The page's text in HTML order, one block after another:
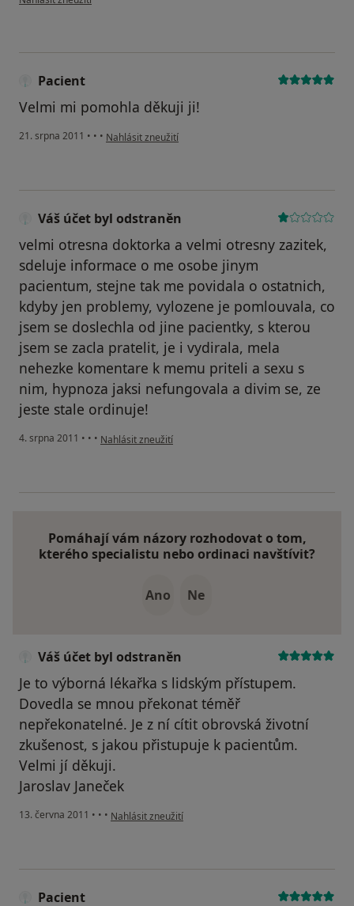
Pacient
Velmi mi pomohla děkuji ji!
21. srpna 2011 • • • podle názoru uživatele Pacient
Nahlásit zneužití
Váš účet byl odstraněn
velmi otresna doktorka a velmi otresny zazitek,
sdeluje informace o me osobe jinym
pacientum, stejne tak me povidala o ostatnich,
kdyby jen problemy, vylozene je pomlouvala, co
jsem se doslechla od jine pacientky, s kterou
jsem se zacla pratelit, je i vydirala, mela
nehezke komentare k memu priteli a sexu s
nim, hypnoza jaksi nefungovala a divim se, ze
jeste stale ordinuje!
4. srpna 2011 • • • podle názoru uživatele Váš účet byl odstraněn
Nahlásit zneužití
Pomáhají vám názory rozhodovat o tom,
kterého specialistu nebo ordinaci navštívit?
Ano Ne
Váš účet byl odstraněn
Je to výborná lékařka s lidským přístupem.
Dovedla se mnou překonat téměř
nepřekonatelné. Je z ní cítit obrovská životní
zkušenost, s jakou přistupuje k pacientům.
Velmi jí děkuji.
Jaroslav Janeček
13. června 2011 • • • podle názoru uživatele Váš účet byl odstraněn
Nahlásit zneužití
Pacient